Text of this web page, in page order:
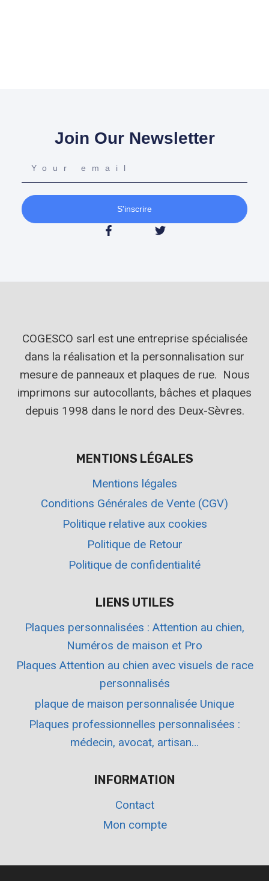
Join Our Newsletter
S'inscrire
COGESCO sarl est une entreprise spécialisée
dans la réalisation et la personnalisation sur
mesure de panneaux et plaques de rue. Nous
imprimons sur autocollants, bâches et plaques
depuis 1998 dans le nord des Deux-Sèvres.
MENTIONS LÉGALES
Mentions légales
Conditions Générales de Vente (CGV)
Politique relative aux cookies
Politique de Retour
Politique de confidentialité
LIENS UTILES
Plaques personnalisées : Attention au chien,
Numéros de maison et Pro
Plaques Attention au chien avec visuels de race
personnalisés
plaque de maison personnalisée Unique
Plaques professionnelles personnalisées :
médecin, avocat, artisan…
INFORMATION
Contact
Mon compte